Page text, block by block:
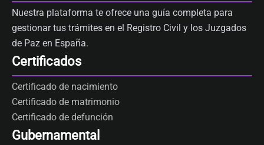
Nuestra plataforma te ofrece una guía completa para
gestionar tus trámites en el Registro Civil y los Juzgados
de Paz en España.
Certificados
Certificado de nacimiento
Certificado de matrimonio
Certificado de defunción
Gubernamental